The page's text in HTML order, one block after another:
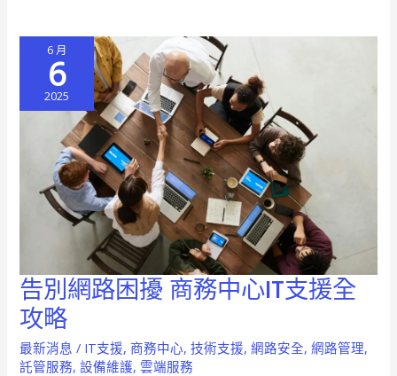
6 月
6
2025
告別網路困擾 商務中心IT支援全
攻略
最新消息 / IT支援, 商務中心,技術支援,網路安全,網路管理,
託管服務,設備維護,雲端服務
告
別
網
路